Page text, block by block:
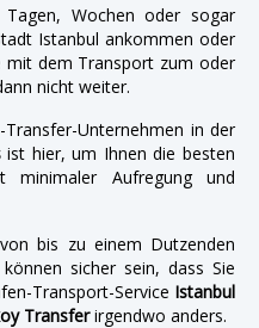
Wochen oder sogar
Istanbul ankommen oder
mit dem Transport zum oder
nicht weiter.
Unternehmen in der
ist hier, um Ihnen die besten
minimaler Aufregung und
bis zu einem Dutzenden
sicher sein, dass Sie
Transport-Service Istanbul
Transferirgendwo anders.